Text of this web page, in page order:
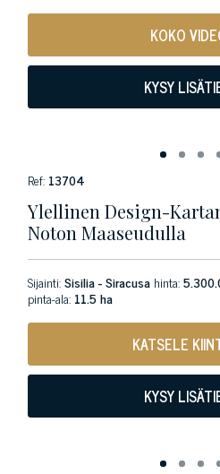
KOKO
KYSY
Ref: 13704
Ylellinen Design-
Noton Maaseudulla
Sijainti:Sisilia - Siracusa hinta:
pinta-ala: 11.5 ha
KATSELE
KYSY